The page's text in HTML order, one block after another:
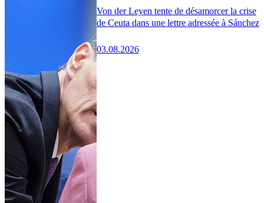
Von der Leyen tente de désamorcer la crise
de Ceuta dans une lettre adressée à Sánchez
03.08.2026